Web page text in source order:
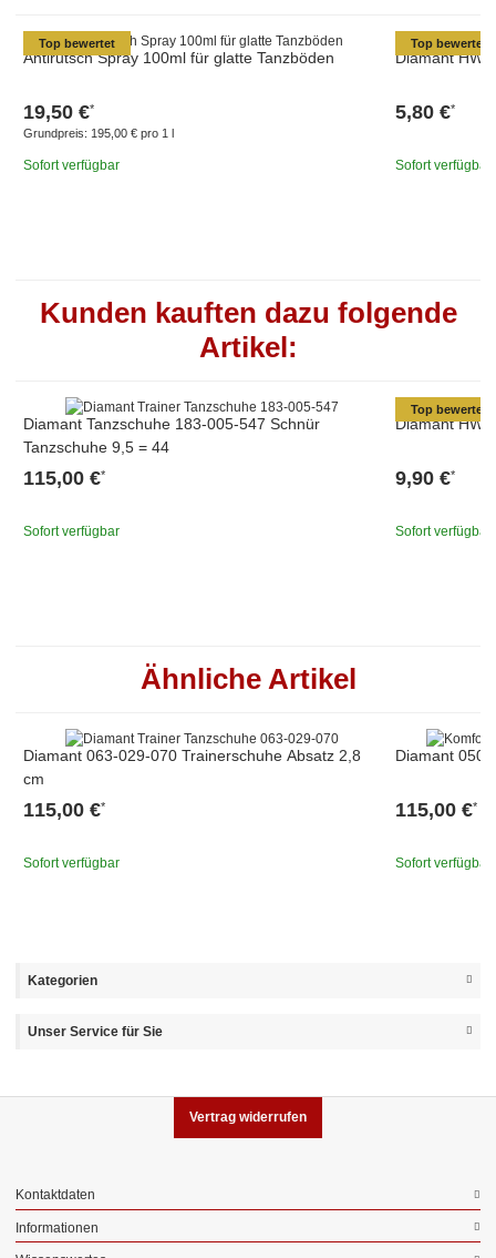
Top bewertet
Antirutsch Spray 100ml für glatte Tanzböden
19,50 €*
Grundpreis: 195,00 € pro 1 l
Sofort verfügbar
Top bewertet
Diamant
5,80 €*
Sofort verfügbar
Kunden kauften dazu folgende
Artikel:
Diamant Tanzschuhe 183-005-547 Schnür
Tanzschuhe 9,5 = 44
115,00 €*
Sofort verfügbar
Top bewertet
Diamant
9,90 €*
Sofort verfügbar
Ähnliche Artikel
Diamant 063-029-070 Trainerschuhe Absatz 2,8
cm
115,00 €*
Sofort verfügbar
Diamant 050-
115,00 €*
Sofort verfügbar
Kategorien
Unser Service für Sie
Vertrag widerrufen
Kontaktdaten
Informationen